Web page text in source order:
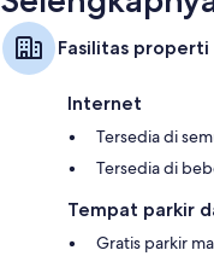
Fasilitas properti
Internet
Tersedia di
Tersedia di
Tempat parkir
Gratis parkir